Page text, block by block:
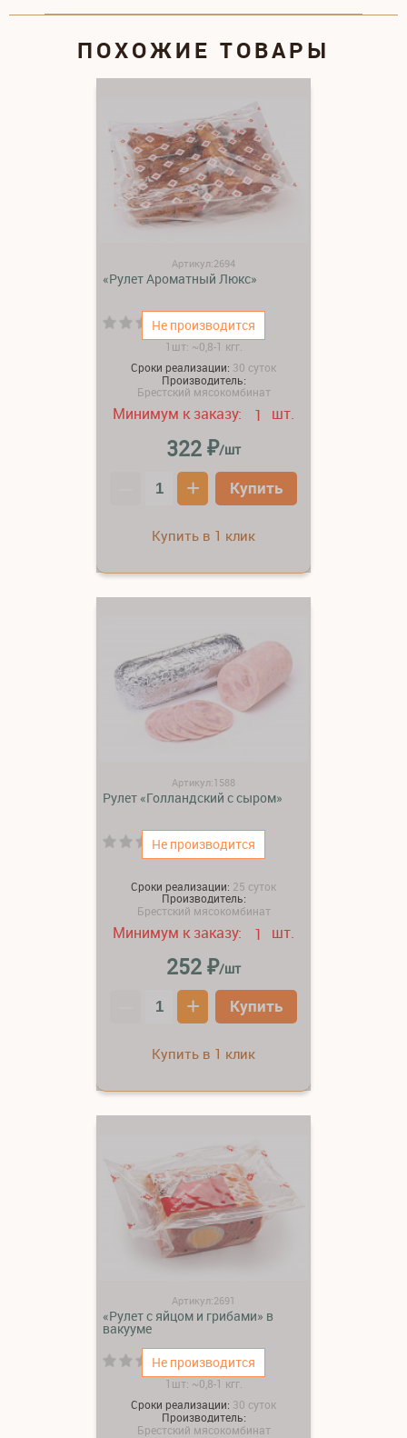
ПОХОЖИЕ ТОВАРЫ
Не производится
Артикул:2694
«Рулет Ароматный Люкс»
(0)
1шт: ~0,8-1 кгг.
Сроки реализации: 30 суток
Производитель:
Брестский мясокомбинат
Минимум к заказу: 1 шт.
322₽/шт
+ Купить
Купить в 1 клик
Не производится
Артикул:1588
Рулет «Голландский с сыром»
(0)
Сроки реализации: 25 суток
Производитель:
Брестский мясокомбинат
Минимум к заказу: 1 шт.
252₽/шт
+ Купить
Купить в 1 клик
Не производится
Артикул:2691
«Рулет с яйцом и грибами» в
вакууме
(0)
1шт: ~0,8-1 кгг.
Сроки реализации: 30 суток
Производитель:
Брестский мясокомбинат